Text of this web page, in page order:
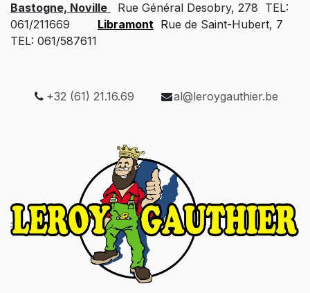
Bastogne, Noville
Rue Général Desobry, 278 TEL:
061/211669
Libramont Rue de Saint-Hubert, 7
TEL: 061/587611
+32 (61) 21.16.69 al@leroygauthier.be